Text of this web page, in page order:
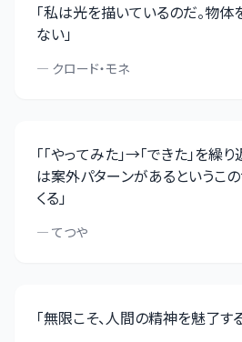
「私は光を描いているのだ。物体
ない」
— クロード・モネ
「「やってみた」→「できた」を繰
は案外パターンがあるというこ
くる」
— てつや
「無限こそ、人間の精神を魅了す